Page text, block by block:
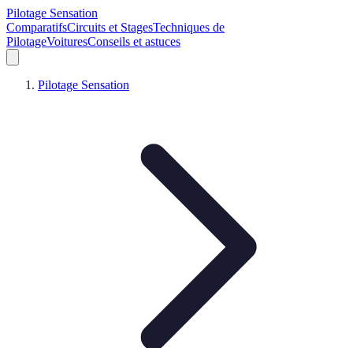
Pilotage Sensation
ComparatifsCircuits et StagesTechniques de
PilotageVoituresConseils et astuces
Pilotage Sensation